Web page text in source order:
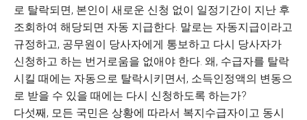
로 탈락되면, 본인이 새로운 신청 없이 일정기간이 지난 후
조회하여 해당되면 자동 지급한다. 말로는 자동지급이라고
규정하고, 공무원이 당사자에게 통보하고 다시 당사자가
신청하고 하는 번거로움을 없애야 한다. 왜, 수급자를 탈락
시킬 때에는 자동으로 탈락시키면서, 소득인정액의 변동으
로 받을 수 있을 때에는 다시 신청하도록 하는가?
다섯째, 모든 국민은 상황에 따라서 복지수급자이고 동시